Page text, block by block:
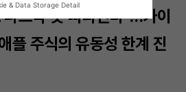
₩1,407(-0.03%)
₩ 846,791 (+1.25%)
스닥 못 따라간다”…카이
플 주식의 유동성 한계 진
& Data Storage Detail